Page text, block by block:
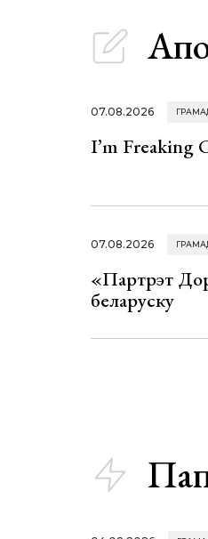
07.08.2026
I’m Freaking
07.08.2026
«Партрэт
беларуску